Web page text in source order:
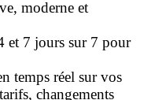
moderne et
et 7 jours sur 7 pour
temps réel sur vos
changements